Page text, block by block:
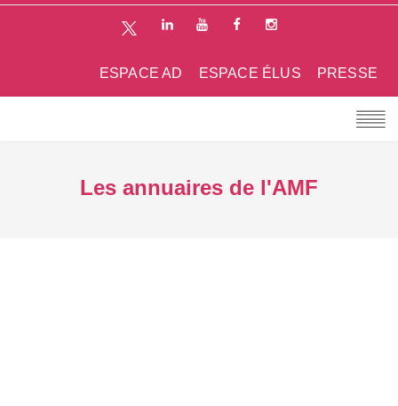
PRESSE
ESPACE ÉLUS
ESPACE AD
Les annuaires de l'AMF